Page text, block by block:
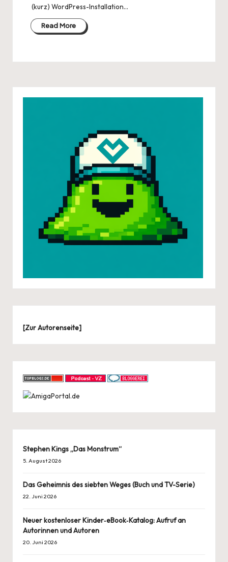
(kurz) WordPress-Installation…
Read More
[Zur Autorenseite]
Stephen Kings „Das Monstrum“
5. August 2026
Das Geheimnis des siebten Weges (Buch und TV-Serie)
22. Juni 2026
Neuer kostenloser Kinder‑eBook‑Katalog: Aufruf an
Autorinnen und Autoren
20. Juni 2026